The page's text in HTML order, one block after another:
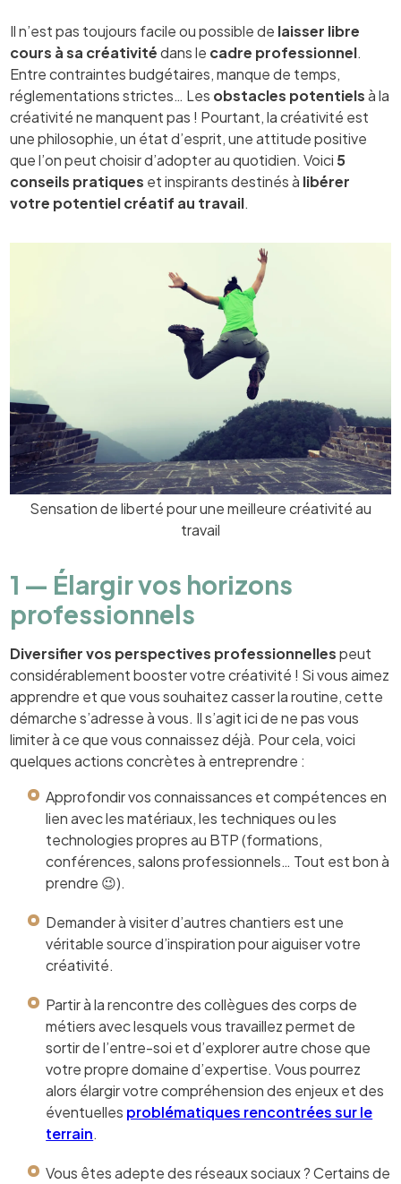
Il n’est pas toujours facile ou possible de laisser libre
cours à sa créativitédans le cadre professionnel.
Entre contraintes budgétaires, manque de temps,
réglementations strictes… Les obstacles potentielsà la
créativité ne manquent pas ! Pourtant, la créativité est
une philosophie, un état d’esprit, une attitude positive
que l’on peut choisir d’adopter au quotidien. Voici 5
conseils pratiques et inspirants destinés à libérer
votre potentiel créatif au travail.
Sensation de liberté pour une meilleure créativité au
travail
1 — Élargir vos horizons
professionnels
Diversifier vos perspectives professionnellespeut
considérablement booster votre créativité ! Si vous aimez
apprendre et que vous souhaitez casser la routine, cette
démarche s’adresse à vous. Il s’agit ici de ne pas vous
limiter à ce que vous connaissez déjà. Pour cela, voici
quelques actions concrètes à entreprendre :
Approfondir vos connaissances et compétences en
lien avec les matériaux, les techniques ou les
technologies propres au BTP (formations,
conférences, salons professionnels… Tout est bon à
prendre 😉).
Demander à visiter d’autres chantiers est une
véritable source d’inspiration pour aiguiser votre
créativité.
Partir à la rencontre des collègues des corps de
métiers avec lesquels vous travaillez permet de
sortir de l’entre-soi et d’explorer autre chose que
votre propre domaine d’expertise. Vous pourrez
alors élargir votre compréhension des enjeux et des
éventuelles problématiques rencontrées sur le
terrain.
Vous êtes adepte des réseaux sociaux ? Certains de